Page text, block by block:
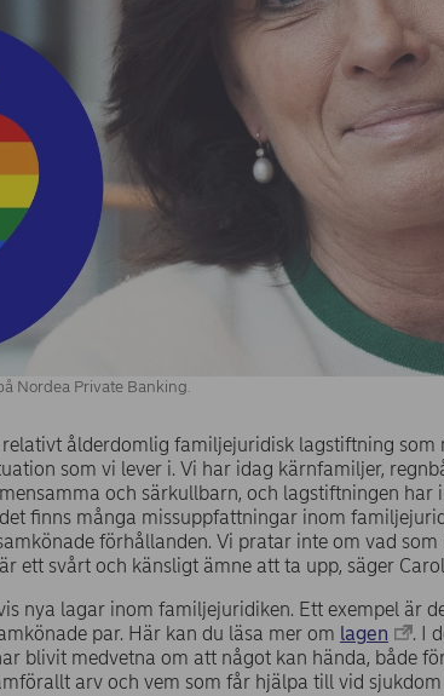
Nordea Private Banking.
relativt ålderdomlig familjejuridisk lagstiftning
som vi lever i. Vi har idag kärnfamiljer,
och särkullbarn, och lagstiftningen har
finns många missuppfattningar inom
förhållanden. Vi pratar inte om vad
ett svårt och känsligt ämne att ta upp, säger
nya lagar inom familjejuridiken. Ett exempel är
par. Här kan du läsa mer om lagen
. I
blivit medvetna om att något kan hända, både
arv och vem som får hjälpa till vid